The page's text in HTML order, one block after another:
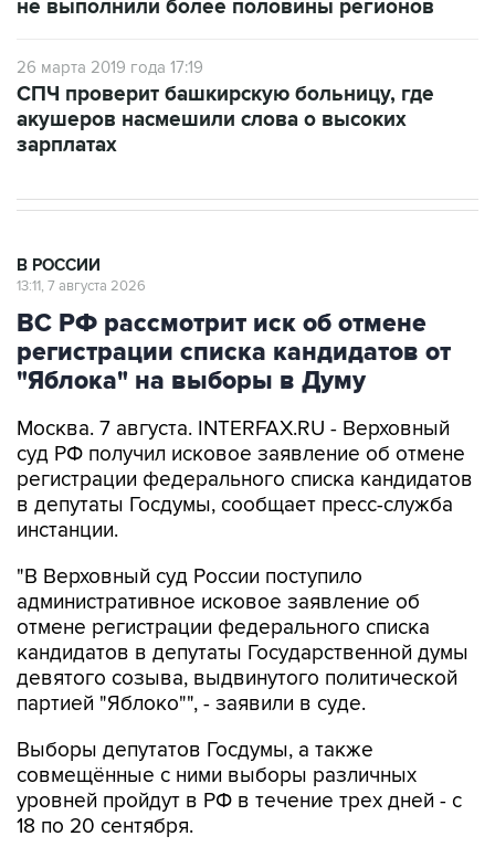
акушеров насмешили слова о высоких
зарплатах
ВС РФ рассмотрит иск об отмене
регистрации списка кандидатов от
"Яблока" на выборы в Думу
Москва. 7 августа. INTERFAX.RU - Верховный
регистрации федерального списка кандидатов
в депутаты Госдумы, сообщает пресс-служба
инстанции.
"В Верховный суд России поступило
отмене регистрации федерального списка
кандидатов в депутаты Государственной думы
девятого созыва, выдвинутого политической
партией "Яблоко"", - заявили в суде.
Выборы депутатов Госдумы, а также
уровней пройдут в РФ в течение трех дней - с
18 по 20 сентября.
Центризбирком России